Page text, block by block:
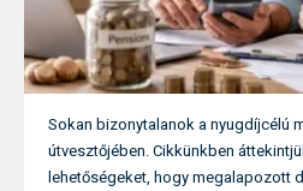
Sokan bizonytalanok a nyugdíjcélú
útvesztőjében. Cikkünkben
lehetőségeket, hogy megalapozott